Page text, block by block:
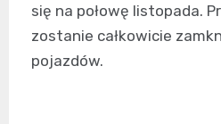
się na połowę listopada.
zostanie całkowicie
pojazdów.